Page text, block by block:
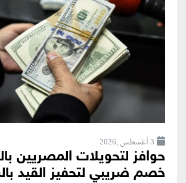
3 أغسطس ,2026
حوافز لتحويلات المصريين
خصم ضريبي لتحفيز القيد